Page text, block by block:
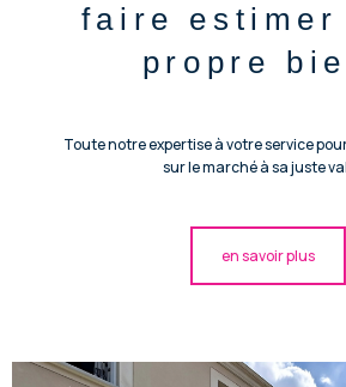
faire estimer
propre
Toute notre expertise à votre service
sur le marché à sa juste
en savoir plus